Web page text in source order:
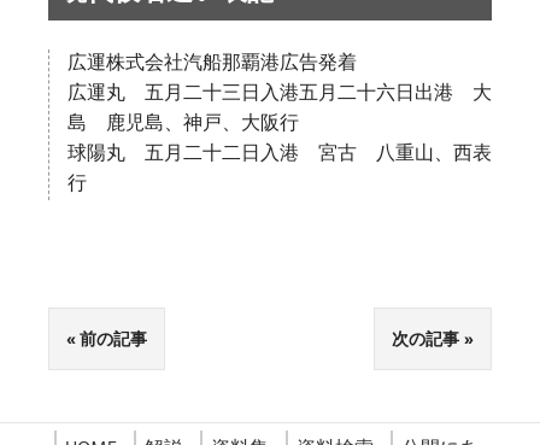
広運株式会社汽船那覇港広告発着
広運丸 五月二十三日入港五月二十六日出港 大
島 鹿児島、神戸、大阪行
球陽丸 五月二十二日入港 宮古 八重山、西表
行
前の記事 次の記事